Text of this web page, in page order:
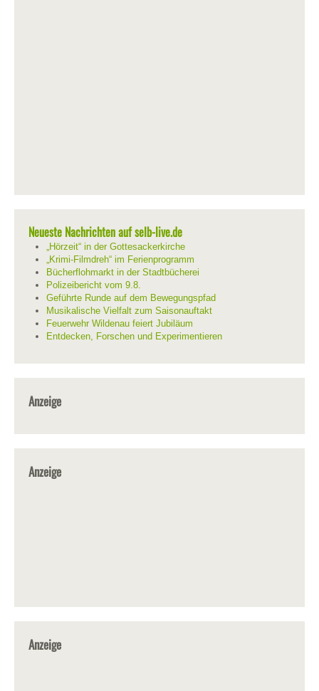
Neueste Nachrichten auf selb-live.de
„Hörzeit“ in der Gottesackerkirche
„Krimi-Filmdreh“ im Ferienprogramm
Bücherflohmarkt in der Stadtbücherei
Polizeibericht vom 9.8.
Geführte Runde auf dem Bewegungspfad
Musikalische Vielfalt zum Saisonauftakt
Feuerwehr Wildenau feiert Jubiläum
Entdecken, Forschen und Experimentieren
Anzeige
Anzeige
Anzeige